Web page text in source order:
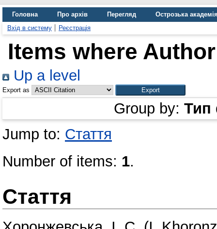
Головна Про архів Перегляд
Острозька
Вхід в систему
Реєстрація
Items where
Up a level
Export as
Group by: Тип
Jump to: Стаття
Number of items: 1.
Стаття